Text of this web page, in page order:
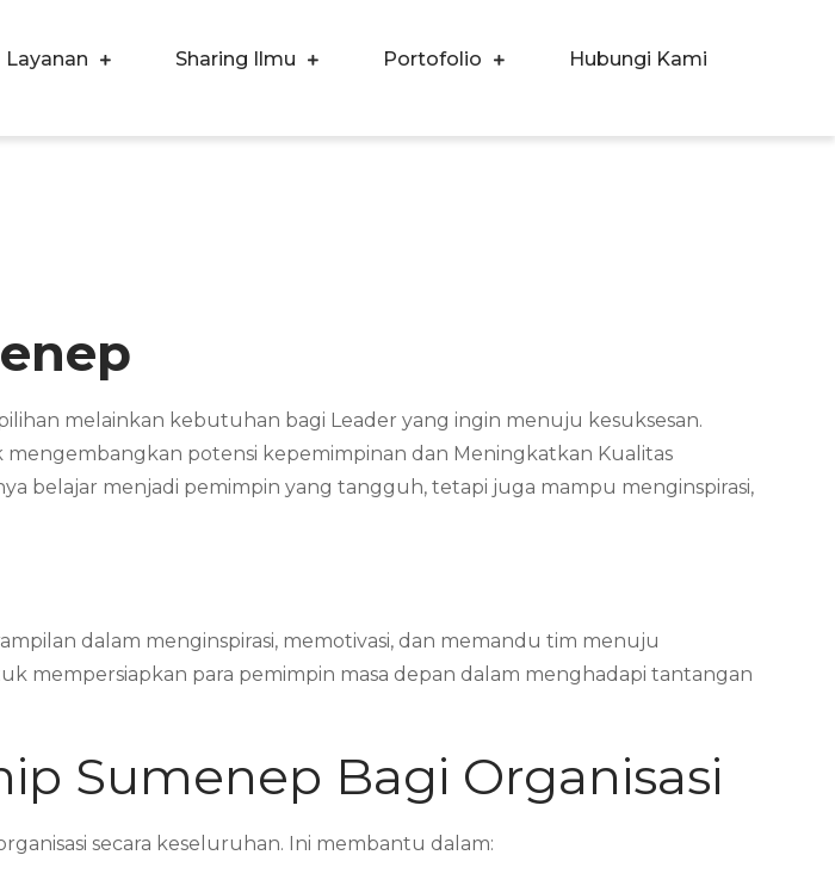
Layanan Sharing Ilmu Portofolio Hubungi Kami
melainkan kebutuhan bagi Leader yang ingin menuju kesuksesan.
potensi kepemimpinan dan Meningkatkan Kualitas
belajar menjadi pemimpin yang tangguh, tetapi juga mampu menginspirasi,
dalam menginspirasi, memotivasi, dan memandu tim menuju
mempersiapkan para pemimpin masa depan dalam menghadapi tantangan
Sumenep Bagi Organisasi
secara keseluruhan. Ini membantu dalam: